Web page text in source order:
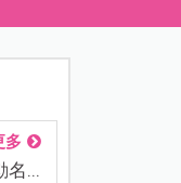
多
名...